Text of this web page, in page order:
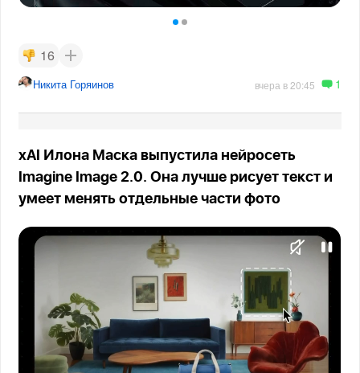
16
Никита Горяинов вчера в 20:45 1
xAI Илона Маска выпустила нейросеть
Imagine Image 2.0. Она лучше рисует текст и
умеет менять отдельные части фото